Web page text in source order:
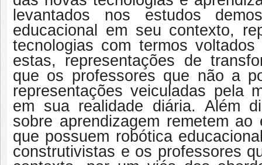
levantados nos estudos
educacional em seu contexto,
tecnologias com termos
estas, representações de
que os professores que não a
representações veiculadas pela
em sua realidade diária. Além
sobre aprendizagem remetem
que possuem robótica
construtivistas e os professores